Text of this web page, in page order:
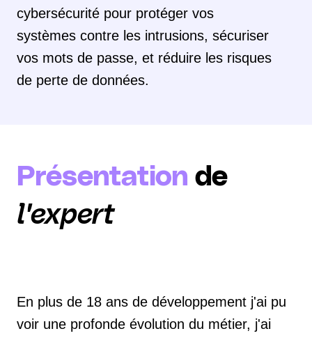
cybersécurité pour protéger vos
systèmes contre les intrusions, sécuriser
vos mots de passe, et réduire les risques
de perte de données.
Présentation de
l'expert
En plus de 18 ans de développement j'ai pu
voir une profonde évolution du métier, j'ai